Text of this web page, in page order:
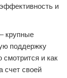
и
крупные
поддержку
и как
счет своей